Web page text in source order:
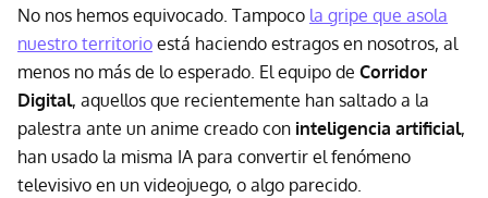
No nos hemos equivocado. Tampoco la gripe que asola
nuestro territorio está haciendo estragos en nosotros, al
menos no más de lo esperado. El equipo de Corridor
Digital, aquellos que recientemente han saltado a la
palestra ante un anime creado con inteligencia artificial,
han usado la misma IA para convertir el fenómeno
televisivo en un videojuego, o algo parecido.